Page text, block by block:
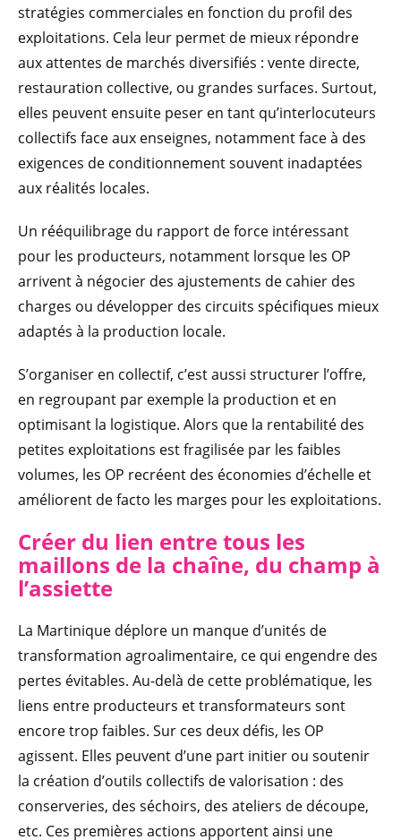
stratégies commerciales en fonction du profil des
exploitations. Cela leur permet de mieux répondre
aux attentes de marchés diversifiés : vente directe,
restauration collective, ou grandes surfaces. Surtout,
elles peuvent ensuite peser en tant qu’interlocuteurs
collectifs face aux enseignes, notamment face à des
exigences de conditionnement souvent inadaptées
aux réalités locales.
Un rééquilibrage du rapport de force intéressant
pour les producteurs, notamment lorsque les OP
arrivent à négocier des ajustements de cahier des
charges ou développer des circuits spécifiques mieux
adaptés à la production locale.
S’organiser en collectif, c’est aussi structurer l’offre,
en regroupant par exemple la production et en
optimisant la logistique. Alors que la rentabilité des
petites exploitations est fragilisée par les faibles
volumes, les OP recréent des économies d’échelle et
améliorent de facto les marges pour les exploitations.
Créer du lien entre tous les
maillons de la chaîne, du champ à
l’assiette
La Martinique déplore un manque d’unités de
transformation agroalimentaire, ce qui engendre des
pertes évitables. Au-delà de cette problématique, les
liens entre producteurs et transformateurs sont
encore trop faibles. Sur ces deux défis, les OP
agissent. Elles peuvent d’une part initier ou soutenir
la création d’outils collectifs de valorisation : des
conserveries, des séchoirs, des ateliers de découpe,
etc. Ces premières actions apportent ainsi une